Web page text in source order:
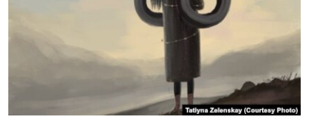
ЫҢГАЙСЫЗ СУРООЛОР
ЭЕ/АРнун бардык сайттары